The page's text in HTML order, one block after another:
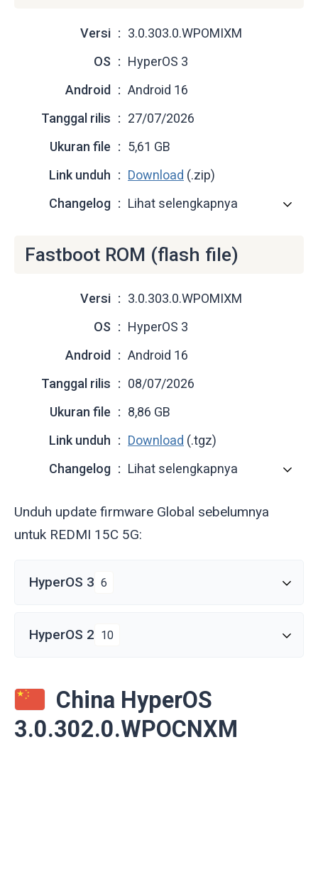
Versi
3.0.303.0.WPOMIXM
OS
HyperOS 3
Android
Android 16
Tanggal rilis
27/07/2026
Ukuran file
5,61 GB
Link unduh
Download (.zip)
Changelog
Lihat selengkapnya
Fastboot ROM (flash file)
Versi
3.0.303.0.WPOMIXM
OS
HyperOS 3
Android
Android 16
Tanggal rilis
08/07/2026
Ukuran file
8,86 GB
Link unduh
Download (.tgz)
Changelog
Lihat selengkapnya
Unduh update firmware Global sebelumnya
untuk REDMI 15C 5G:
HyperOS 3 6
HyperOS 2 10
China HyperOS
3.0.302.0.WPOCNXM